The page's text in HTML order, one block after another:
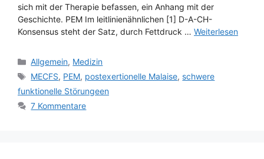
sich mit der Therapie befassen, ein Anhang mit der
Geschichte. PEM Im leitlinienähnlichen [1] D-A-CH-
Konsensus steht der Satz, durch Fettdruck … Weiterlesen
Kategorien
Allgemein, Medizin
Schlagwörter
MECFS, PEM, postexertionelle Malaise, schwere
funktionelle Störungeen
7 Kommentare